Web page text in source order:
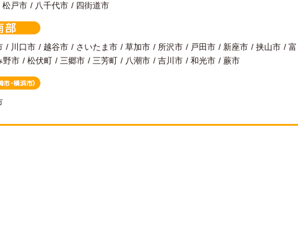
松戸市 八千代市 四街道市
川口市 越谷市 さいたま市 草加市 所沢市 戸田市 新座市 挟山市
富
野市 松伏町 三郷市 三芳町 八潮市 吉川市 和光市 蕨市